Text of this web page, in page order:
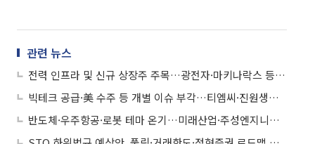
관련 뉴스
전력 인프라 및 신규 상장주 주목…광전자·마키나락스 등 '上'
빅테크 공급·美 수주 등 개별 이슈 부각…티엠씨·진원생명과학 등 '上'
반도체·우주항공·로봇 테마 온기…미래산업·주성엔지니어링 등 '上'